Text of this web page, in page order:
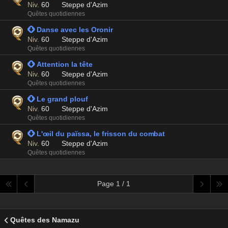
Niv. 60 Steppe d'Azim
Quêtes quotidiennes
 Danse avec les Oronir
Niv. 60 Steppe d'Azim
Quêtes quotidiennes
 Attention la tête
Niv. 60 Steppe d'Azim
Quêtes quotidiennes
 Le grand plouf
Niv. 60 Steppe d'Azim
Quêtes quotidiennes
 L'œil du païssa, le frisson du combat
Niv. 60 Steppe d'Azim
Quêtes quotidiennes
Page 1 / 1
Quêtes des Namazu